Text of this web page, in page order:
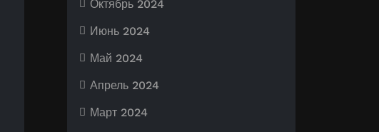
Октябрь 2024
Июнь 2024
Май 2024
Апрель 2024
Март 2024